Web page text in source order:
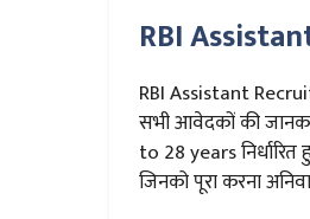
RBI
RBI Assistant
सभी आवेदकों की
to 28 years
जिनको पूरा करना